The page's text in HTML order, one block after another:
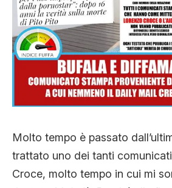
CLIMA ED ENERGIA
CONTATTI
Molto tempo è passato
trattato uno dei tanti
Croce, molto tempo in cui mi